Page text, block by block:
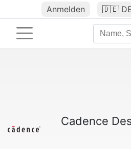
Anmelden 🇩🇪
Cadence